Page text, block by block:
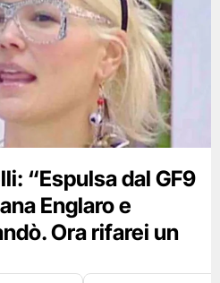
“Espulsa dal GF9
Englaro e
Ora rifarei un